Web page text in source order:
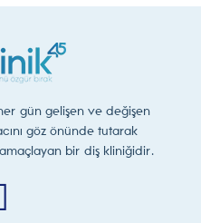
gün gelişen ve değişen
göz önünde tutarak
bir diş kliniğidir.